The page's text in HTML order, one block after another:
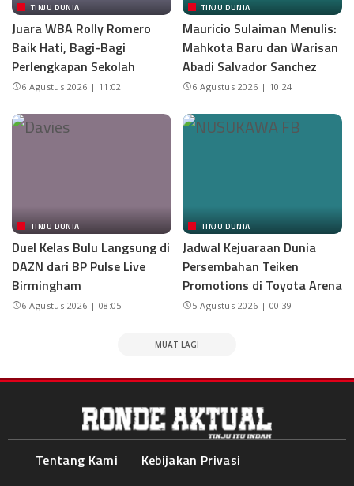
TINJU DUNIA
Juara WBA Rolly Romero
Baik Hati, Bagi-Bagi
Perlengkapan Sekolah
6 Agustus 2026 | 11:02
TINJU DUNIA
Mauricio Sulaiman Menulis:
Mahkota Baru dan Warisan
Abadi Salvador Sanchez
6 Agustus 2026 | 10:24
TINJU DUNIA
Duel Kelas Bulu Langsung di
DAZN dari BP Pulse Live
Birmingham
6 Agustus 2026 | 08:05
TINJU DUNIA
Jadwal Kejuaraan Dunia
Persembahan Teiken
Promotions di Toyota Arena
5 Agustus 2026 | 00:39
MUAT LAGI
Tentang Kami
Kebijakan Privasi